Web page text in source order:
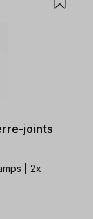
joints
| 2x